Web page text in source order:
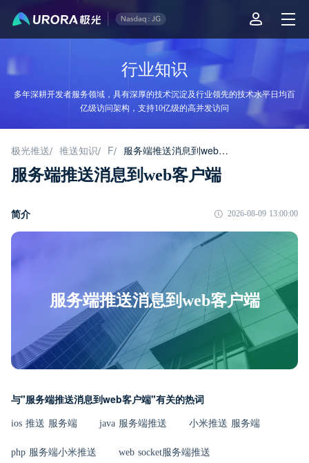
行业知识
多年深耕开发者服务领域，具有深厚的技术沉淀及行业领先的技术水平日均百
亿级访问架构，支持10亿级的高并发访问
极光推送/ 推送知识/ F/ 服务端推送消息到web客户端
服务端推送消息到web客户端
简介 2026-08-09 13:00:00
服务端推送消息到web客户端
与"服务端推送消息到web客户端"有关的热词
ios 推送 服务端 java 服务端推送 小米推送 服务端
php 服务端小米推送 web socket服务端推送